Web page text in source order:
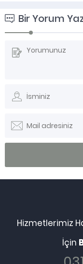
Bir Yorum
Hizmetlerimiz
İçin